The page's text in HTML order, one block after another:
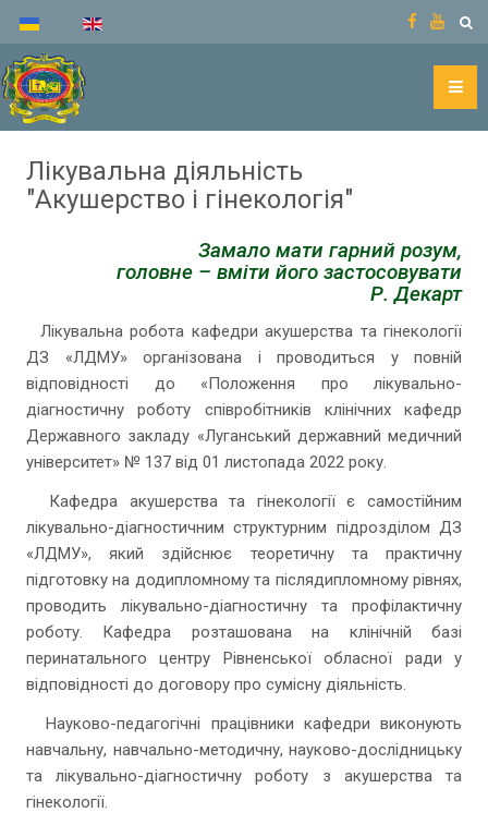
Лікувальна діяльність
"Акушерство і гінекологія"
Замало мати гарний розум,
головне – вміти його застосовувати
Р. Декарт
Лікувальна робота кафедри акушерства та гінекології
ДЗ «ЛДМУ» організована і проводиться у повній
відповідності до «Положення про лікувально-
діагностичну роботу співробітників клінічних кафедр
Державного закладу «Луганський державний медичний
університет» № 137 від 01 листопада 2022 року.
Кафедра акушерства та гінекології є самостійним
лікувально-діагностичним структурним підрозділом ДЗ
«ЛДМУ», який здійснює теоретичну та практичну
підготовку на додипломному та післядипломному рівнях,
проводить лікувально-діагностичну та профілактичну
роботу. Кафедра розташована на клінічній базі
перинатального центру Рівненської обласної ради у
відповідності до договору про сумісну діяльність.
Науково-педагогічні працівники кафедри виконують
навчальну, навчально-методичну, науково-дослідницьку
та лікувально-діагностичну роботу з акушерства та
гінекології.